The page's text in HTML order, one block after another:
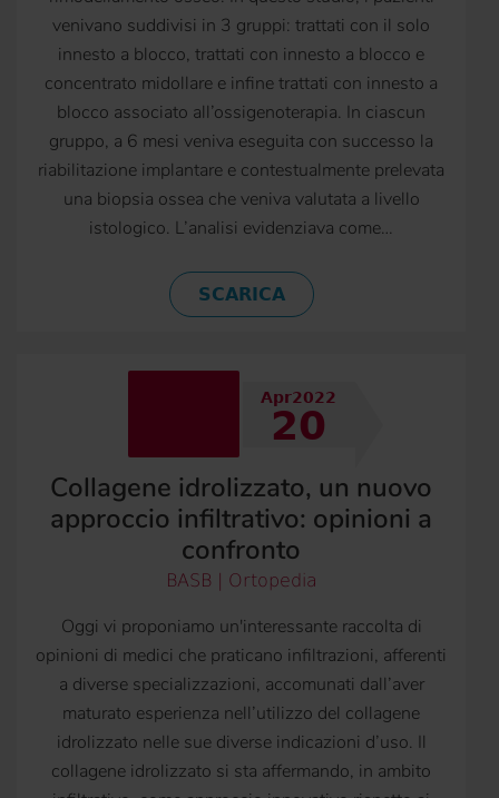
venivano suddivisi in 3 gruppi: trattati con il solo
innesto a blocco, trattati con innesto a blocco e
concentrato midollare e infine trattati con innesto a
blocco associato all’ossigenoterapia. In ciascun
gruppo, a 6 mesi veniva eseguita con successo la
riabilitazione implantare e contestualmente prelevata
una biopsia ossea che veniva valutata a livello
istologico. L’analisi evidenziava come…
SCARICA
Apr2022
20
Collagene idrolizzato, un nuovo
approccio infiltrativo: opinioni a
confronto
BASB | Ortopedia
Oggi vi proponiamo un'interessante raccolta di
opinioni di medici che praticano infiltrazioni, afferenti
a diverse specializzazioni, accomunati dall’aver
maturato esperienza nell’utilizzo del collagene
idrolizzato nelle sue diverse indicazioni d’uso. Il
collagene idrolizzato si sta affermando, in ambito